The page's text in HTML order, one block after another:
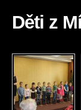
Děti z